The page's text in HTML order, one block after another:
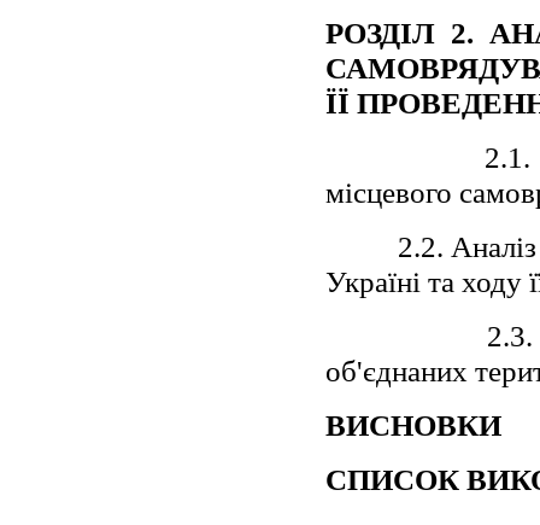
РОЗДІЛ 2.
ЇЇ
2.1. Огляд
місцевого
2.2. Аналіз
Україні та ходу
2.3. Огляд
об'єднаних
ВИСНОВКИ
СПИСОК